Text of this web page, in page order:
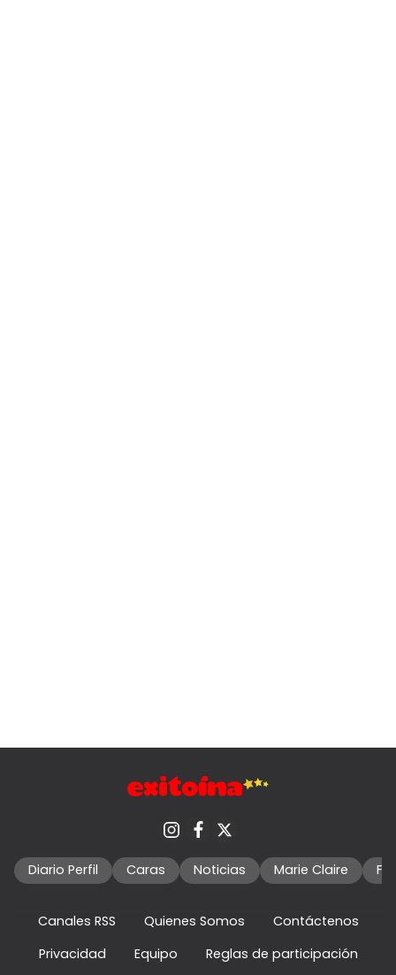
Diario Perfil Caras Noticias Marie Claire
Canales RSS Quienes Somos
Contáctenos
Privacidad
Equipo Reglas de participación